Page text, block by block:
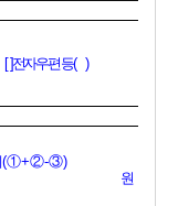
[  ]전자우편 등(     )
(①+②-③)
원